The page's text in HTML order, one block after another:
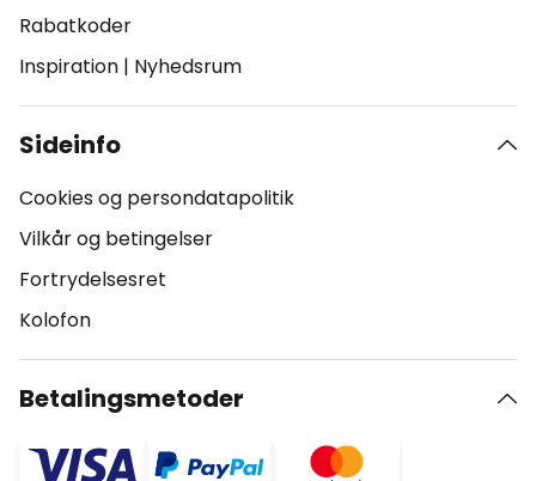
Rabatkoder
Inspiration | Nyhedsrum
Sideinfo
Cookies og persondatapolitik
Vilkår og betingelser
Fortrydelsesret
Kolofon
Betalingsmetoder